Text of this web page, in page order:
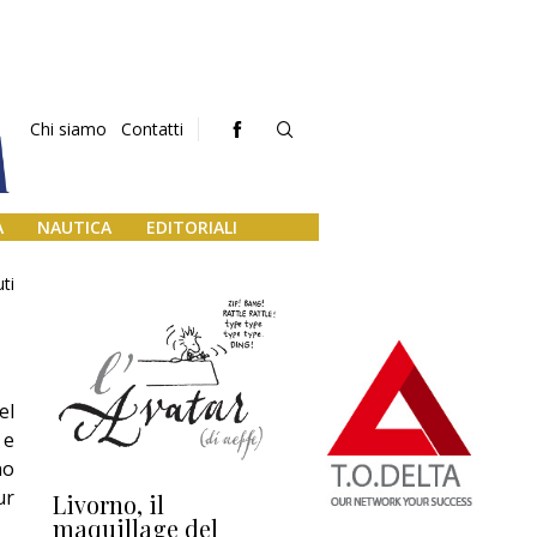
Chi siamo Contatti
NAUTICA EDITORIALI
Livorno, il
maquillage del
L’uscita di scena di